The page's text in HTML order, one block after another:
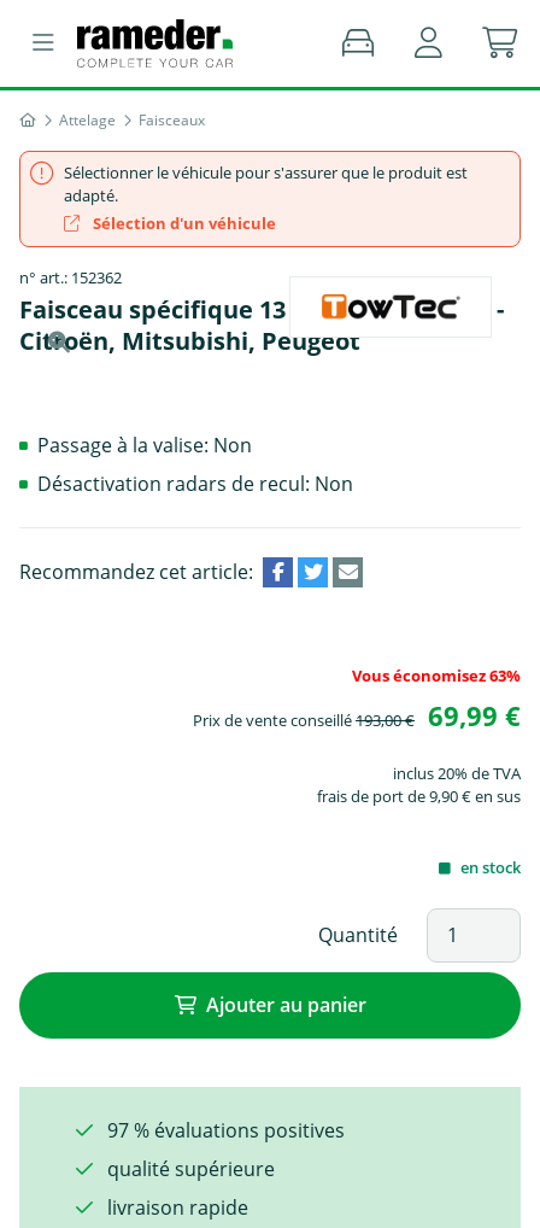
Attelage Faisceaux
Sélectionner le véhicule pour s'assurer que le produit est
adapté.
Sélection d'un véhicule
n° art.: 152362
Faisceau spécifique 13 broches, TowTec -
Citroën, Mitsubishi, Peugeot
Passage à la valise: Non
Désactivation radars de recul: Non
Recommandez cet article:
Vous économisez 63%
Prix de vente conseillé193,00 € 69,99 €
inclus 20% de TVA
frais de port de 9,90 € en sus
en stock
Quantité
Ajouter au panier
97 % évaluations positives
qualité supérieure
livraison rapide